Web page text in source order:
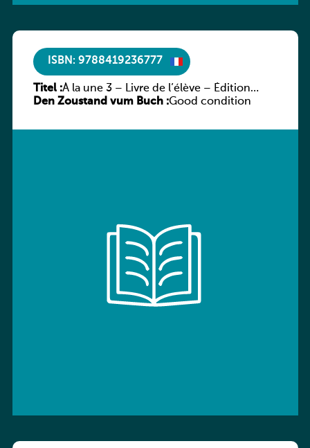
ISBN: 9788419236777
Titel :À la une 3 – Livre de l’élève – Édition
hybride
Den Zoustand vum Buch :Good condition